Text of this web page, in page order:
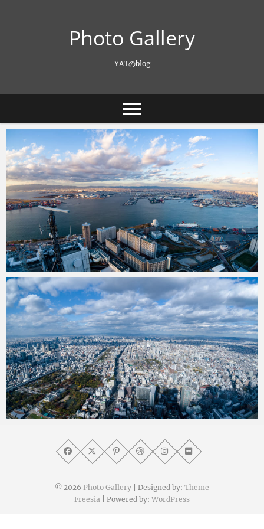
Photo Gallery
YATのblog
yat8823jp 2019年12月1日
2019年12月1日
© 2026 Photo Gallery | Designed by: Theme
Freesia | Powered by: WordPress